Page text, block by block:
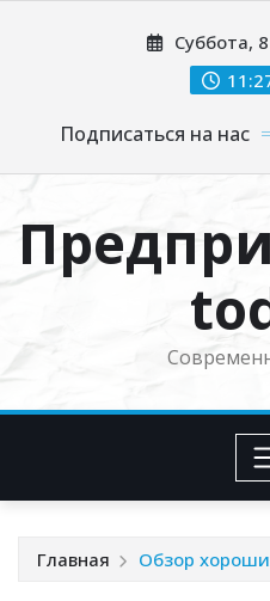
Суббота,
Подписаться на нас
Главная Обзор